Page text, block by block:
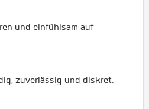
und einfühlsam auf
zuverlässig und diskret.